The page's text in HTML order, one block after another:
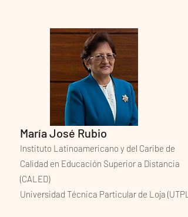
María José Rubio
Instituto Latinoamericano y del Caribe de
Calidad en Educación Superior a Distancia
(CALED)
Universidad Técnica Particular de Loja (UTPL)